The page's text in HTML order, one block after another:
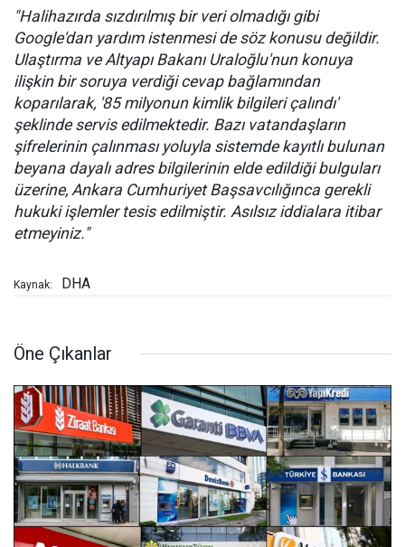
"Halihazırda sızdırılmış bir veri olmadığı gibi
Google'dan yardım istenmesi de söz konusu değildir.
Ulaştırma ve Altyapı Bakanı Uraloğlu'nun konuya
ilişkin bir soruya verdiği cevap bağlamından
koparılarak, '85 milyonun kimlik bilgileri çalındı'
şeklinde servis edilmektedir. Bazı vatandaşların
şifrelerinin çalınması yoluyla sistemde kayıtlı bulunan
beyana dayalı adres bilgilerinin elde edildiği bulguları
üzerine, Ankara Cumhuriyet Başsavcılığınca gerekli
hukuki işlemler tesis edilmiştir. Asılsız iddialara itibar
etmeyiniz."
Kaynak: DHA
Öne Çıkanlar